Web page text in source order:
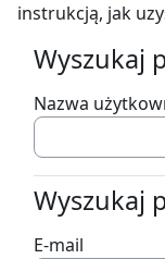
instrukcją, jak
Wyszukaj
Wyszukaj
Nazwa
Wyszukaj
Wyszukaj
E-mail